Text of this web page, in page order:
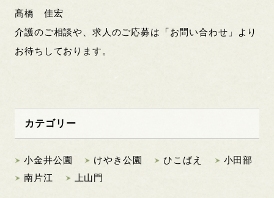
髙橋 佳宏
介護のご相談や、求人のご応募は「お問い合わせ」より
お待ちしております。
カテゴリー
小金井公園 けやき公園 ひこばえ
小田部
南片江
上山門